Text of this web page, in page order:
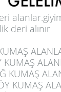
deri alınır
KUMAŞ
KUMAŞ
KUMAŞ